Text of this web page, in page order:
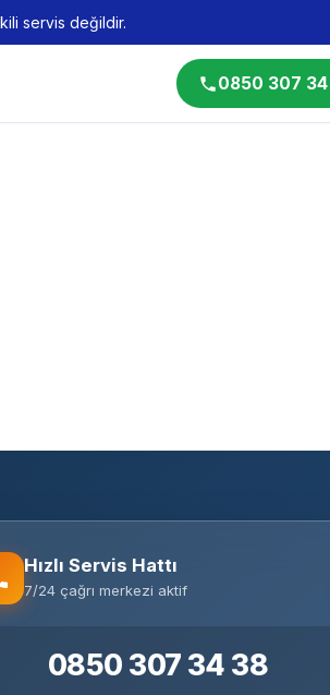
servis değildir.
0850 307
Hızlı Servis Hattı
7/24 çağrı merkezi aktif
0850 307 34 38